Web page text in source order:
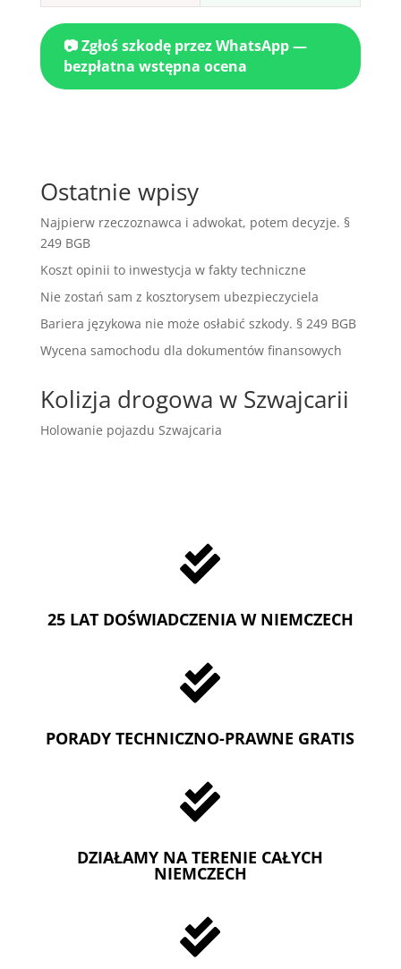
📷 Zgłoś szkodę przez WhatsApp —
bezpłatna wstępna ocena
Ostatnie wpisy
Najpierw rzeczoznawca i adwokat, potem decyzje. §
249 BGB
Koszt opinii to inwestycja w fakty techniczne
Nie zostań sam z kosztorysem ubezpieczyciela
Bariera językowa nie może osłabić szkody. § 249 BGB
Wycena samochodu dla dokumentów finansowych
Kolizja drogowa w Szwajcarii
Holowanie pojazdu Szwajcaria

25 LAT DOŚWIADCZENIA W NIEMCZECH

PORADY TECHNICZNO-PRAWNE GRATIS

DZIAŁAMY NA TERENIE CAŁYCH
NIEMCZECH
